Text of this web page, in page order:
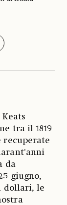
tra il 1819
recuperate
da
giugno,
dollari, le